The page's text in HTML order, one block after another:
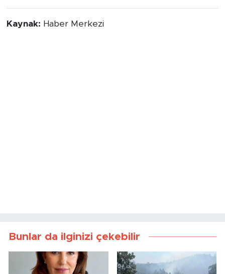
Kaynak: Haber Merkezi
Bunlar da ilginizi çekebilir